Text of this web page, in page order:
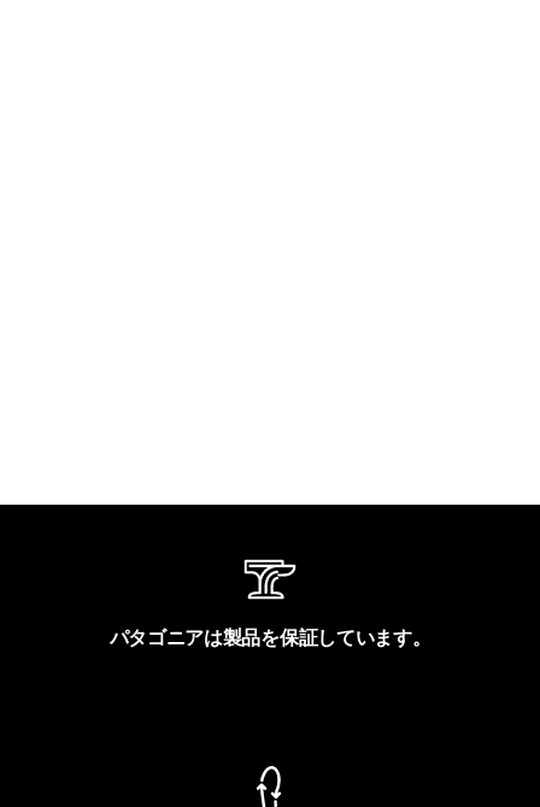
パタゴニアは製品を保証しています。